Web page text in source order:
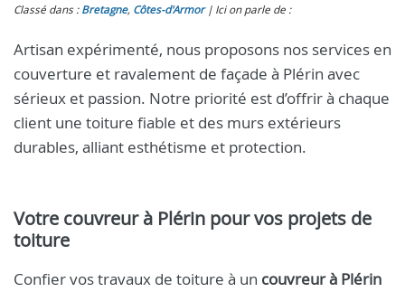
Classé dans : Bretagne, Côtes-d'Armor Ici on parle de :
Artisan expérimenté, nous proposons nos services en
couverture et ravalement de façade à Plérin avec
sérieux et passion. Notre priorité est d’offrir à chaque
client une toiture fiable et des murs extérieurs
durables, alliant esthétisme et protection.
Votre couvreur à Plérin pour vos projets de
toiture
Confier vos travaux de toiture à un couvreur à Plérin